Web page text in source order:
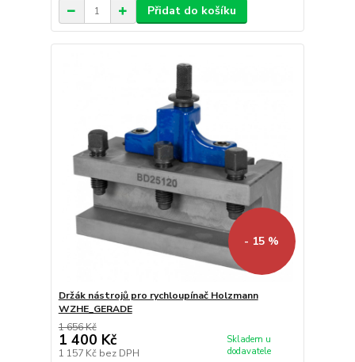
Přidat do košíku
- 15 %
Držák nástrojů pro rychloupínač Holzmann
WZHE_GERADE
1 656 Kč
1 400 Kč
1 157 Kč bez DPH
Skladem u
dodavatele